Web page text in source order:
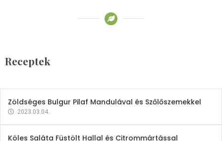
Receptek
2023.03.06.
Zöldséges Bulgur Pilaf Mandulával és Szőlőszemekkel
2023.03.04.
Köles Saláta Füstölt Hallal és Citrommártással